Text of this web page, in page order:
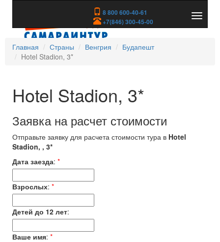
8 800 600-40-61
+7(846) 300-45-00
скрыть
Главная
Страны Венгрия
Будапешт
Hotel Stadion, 3*
Hotel Stadion, 3*
Заявка на расчет стоимости
Отправьте заявку для расчета стоимости тура в Hotel
Stadion, , 3*
Дата заезда: *
Взрослых: *
Детей до 12 лет:
Ваше имя: *